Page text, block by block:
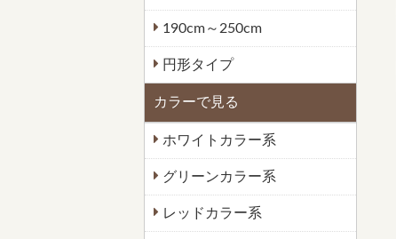
190cm～250cm
円形タイプ
カラーで見る
ホワイトカラー系
グリーンカラー系
レッドカラー系